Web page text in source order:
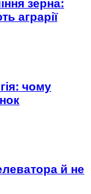
зерна:
аграрії
чому
й не